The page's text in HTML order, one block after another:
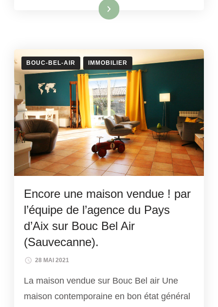
Lire la suite
BOUC-BEL-AIR IMMOBILIER
Encore une maison vendue ! par
l’équipe de l’agence du Pays
d’Aix sur Bouc Bel Air
(Sauvecanne).
28 MAI 2021
La maison vendue sur Bouc Bel air Une
maison contemporaine en bon état général